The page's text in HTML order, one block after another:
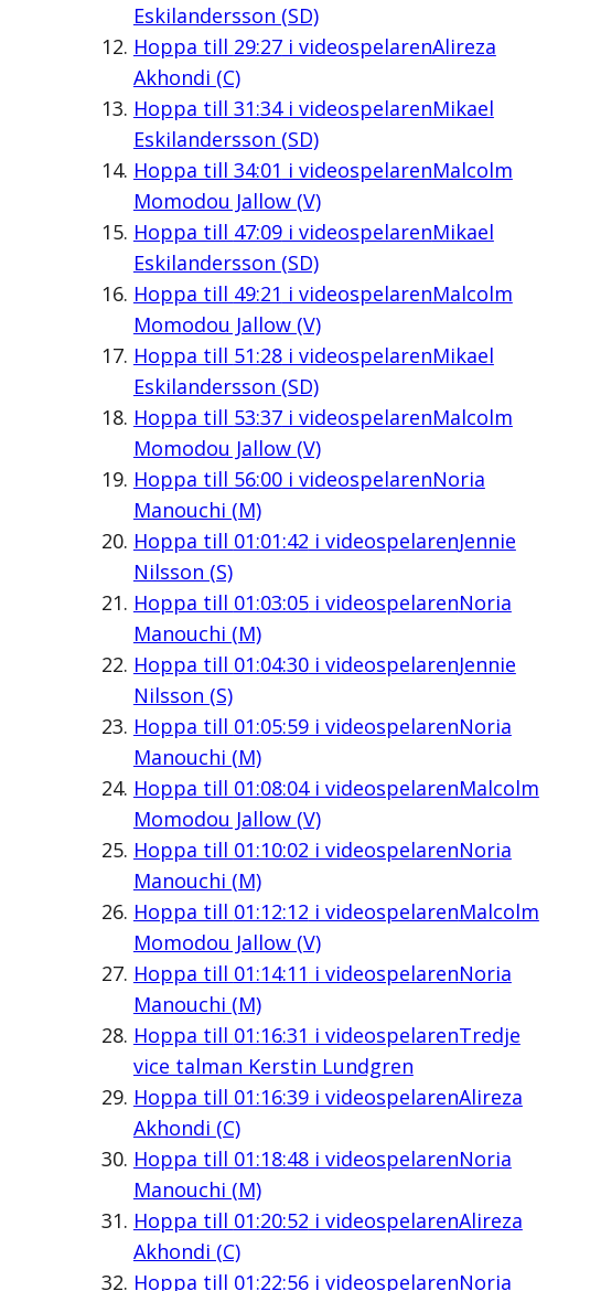
Eskilandersson (SD)
Hoppa till 29:27i videospelarenAlireza
Akhondi (C)
Hoppa till 31:34i videospelarenMikael
Eskilandersson (SD)
Hoppa till 34:01 i videospelarenMalcolm
Momodou Jallow (V)
Hoppa till 47:09i videospelarenMikael
Eskilandersson (SD)
Hoppa till 49:21 i videospelarenMalcolm
Momodou Jallow (V)
Hoppa till 51:28i videospelarenMikael
Eskilandersson (SD)
Hoppa till 53:37i videospelarenMalcolm
Momodou Jallow (V)
Hoppa till 56:00i videospelarenNoria
Manouchi (M)
Hoppa till 01:01:42 i videospelarenJennie
Nilsson (S)
Hoppa till 01:03:05i videospelarenNoria
Manouchi (M)
Hoppa till 01:04:30i videospelarenJennie
Nilsson (S)
Hoppa till 01:05:59i videospelarenNoria
Manouchi (M)
Hoppa till 01:08:04i videospelarenMalcolm
Momodou Jallow (V)
Hoppa till 01:10:02 i videospelarenNoria
Manouchi (M)
Hoppa till 01:12:12 i videospelarenMalcolm
Momodou Jallow (V)
Hoppa till 01:14:11 i videospelarenNoria
Manouchi (M)
Hoppa till 01:16:31 i videospelarenTredje
vice talman Kerstin Lundgren
Hoppa till 01:16:39i videospelarenAlireza
Akhondi (C)
Hoppa till 01:18:48i videospelarenNoria
Manouchi (M)
Hoppa till 01:20:52 i videospelarenAlireza
Akhondi (C)
Hoppa till 01:22:56i videospelarenNoria